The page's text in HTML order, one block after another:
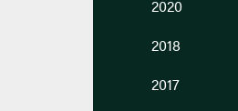
2020
2018
2017